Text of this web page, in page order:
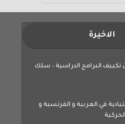
الاخيرة
البرامج الدراسية – سلك
في العربية و الفرنسية و